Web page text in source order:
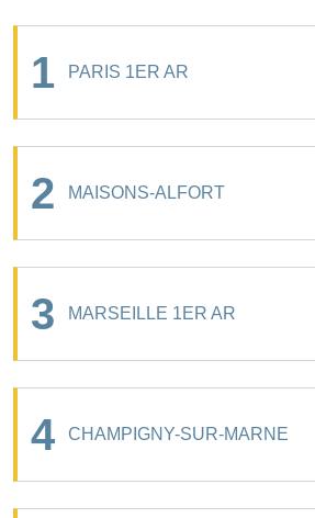
1 PARIS 1ER AR
2 MAISONS-ALFORT
3 MARSEILLE 1ER AR
4 CHAMPIGNY-SUR-MARNE